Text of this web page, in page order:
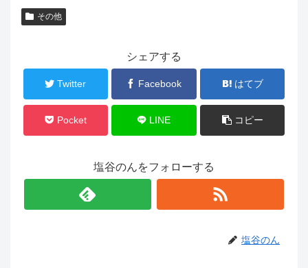
その他
シェアする
Twitter Facebook はてブ
Pocket LINE コピー
塩谷のんをフォローする
塩谷のん